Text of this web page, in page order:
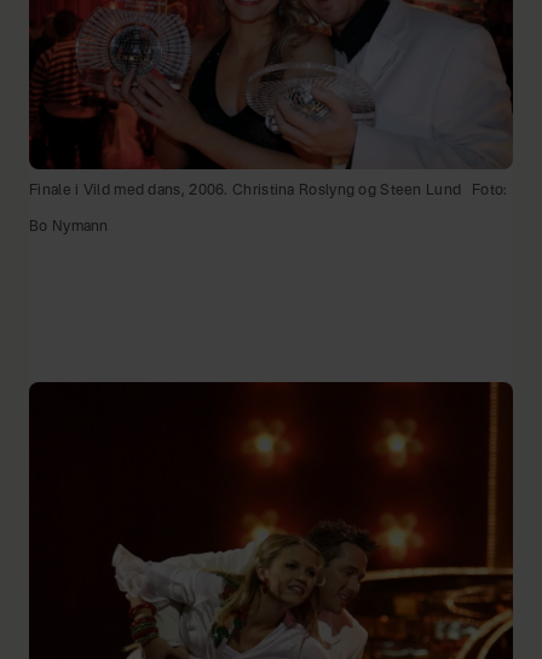
Finale i Vild med dans, 2006. Christina Roslyng og Steen Lund Foto:
Bo Nymann